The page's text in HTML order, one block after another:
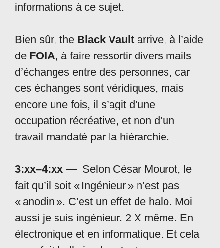
informations à ce sujet.
Bien sûr, the Black Vault arrive, à l’aide
de FOIA, à faire ressortir divers mails
d’échanges entre des personnes, car
ces échanges sont véridiques, mais
encore une fois, il s’agit d’une
occupation récréative, et non d’un
travail mandaté par la hiérarchie.
3:xx–4:xx — Selon César Mourot, le
fait qu’il soit « Ingénieur » n’est pas
« anodin ». C’est un effet de halo. Moi
aussi je suis ingénieur. 2 X même. En
électronique et en informatique. Et cela